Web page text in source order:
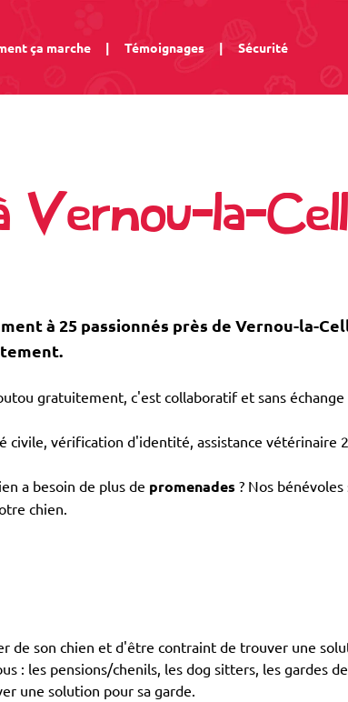
ça marche | Témoignages | Sécurité
Vernou-la-
à 25 passionnés près de Vernou-la-
gratuitement, c'est collaboratif et sans échange
civile, vérification d'identité, assistance vétérinaire
a besoin de plus de promenades ? Nos
chien.
de son chien et d'être contraint de trouver une
: les pensions/chenils, les dog sitters, les gardes
une solution pour sa garde.